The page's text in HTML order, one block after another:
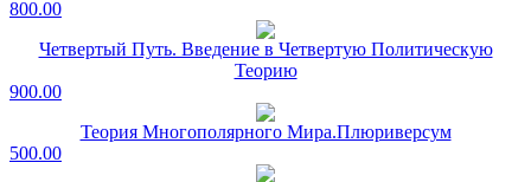
800.00
Четвертый Путь. Введение в Четвертую Политическую
Теорию
900.00
Теория Многополярного Мира.Плюриверсум
500.00